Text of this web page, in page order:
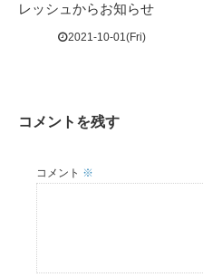
レッシュからお知らせ
2021-10-01(Fri)
コメントを残す
コメント ※